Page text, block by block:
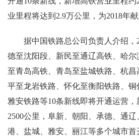
业里程将达到2.9万公里，为2018年献
据中国铁路总公司负责人介绍，
德至沈阳段、新民至通辽高铁、哈
至青岛高铁、青岛至盐城铁路、杭
平至龙岩铁路、怀化至衡阳铁路、
雅安铁路等10条新线即将开通运营
2500公里，阜新、朝阳、承德、通
港、盐城、雅安、丽江等多个城市